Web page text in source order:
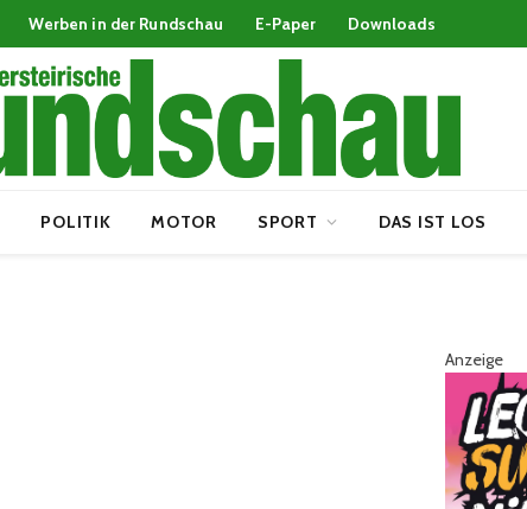
Werben in der Rundschau E-Paper Downloads
POLITIK MOTOR SPORT DAS IST LOS
Anzeige